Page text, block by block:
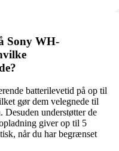
Sony WH-
batterilevetid på op til
gør dem velegnede til
Desuden understøtter de
giver op til 5
når du har begrænset